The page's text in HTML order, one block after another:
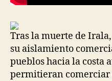
Tras la muerte de
su aislamiento
pueblos hacia la costa
permitieran comerciar